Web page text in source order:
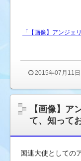
報「【画像】アンジェ
2015年07月11日
【画像】ア
て、知って
国連大使としての